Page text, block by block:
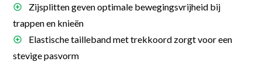
Zijsplitten geven optimale bewegingsvrijheid bij
trappen en knieën
Elastische tailleband met trekkoord zorgt voor een
stevige pasvorm